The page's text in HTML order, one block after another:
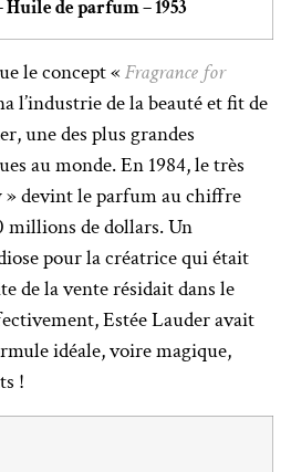
de parfum – 1953
le concept «Fragrance for
l’industrie de la beauté et fit de
une des plus grandes
au monde. En 1984, le très
devint le parfum au chiffre
millions de dollars. Un
pour la créatrice qui était
de la vente résidait dans le
Estée Lauder avait
idéale, voire magique,
!